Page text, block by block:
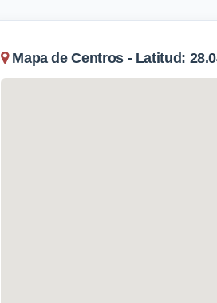
Mapa de Centros - Latitud: